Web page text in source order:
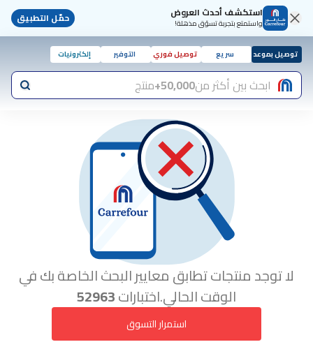
استكشف أحدث العروض
واستمتع بتجربة تسوّق مذهلة! حمّل التطبيق
توصيل بموعد سريع توصيل فوري التوفير إلكترونيات
ابحث بين أكثر من50,000+ منتج
لا توجد منتجات تطابق معايير البحث الخاصة بك في
الوقت الحالي.اختبارات52963
استمرار التسوق